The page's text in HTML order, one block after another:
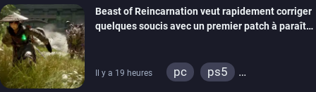
Beast of Reincarnation veut rapidement corriger
quelques soucis avec un premier patch à paraître
Il y a 19 heures pc
ps5